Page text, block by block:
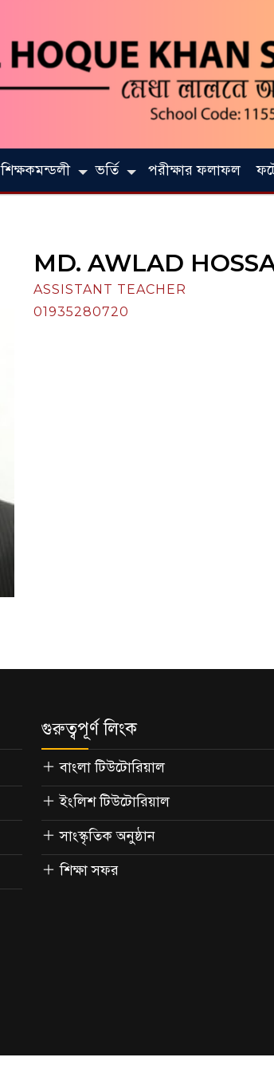
শিক্ষকমন্ডলী ভর্তি পরীক্ষার ফলাফল
MD. AWLAD
ASSISTANT TEACHER
01935280720
গুরুত্বপূর্ণ লিংক
বাংলা টিউটোরিয়াল
ইংলিশ টিউটোরিয়াল
সাংস্কৃতিক অনুষ্ঠান
শিক্ষা সফর